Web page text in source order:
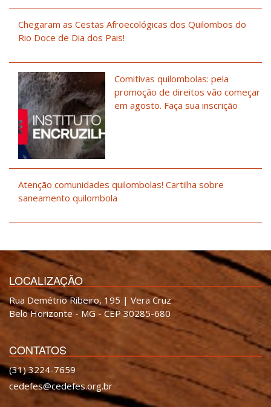
Chegaram as Cestas Afroecológicas dos Quilombos do
Rio Doce de Dia dos Pais!
Comitivas quilombolas: pela
promoção de direitos vão começar
em agosto. Faça sua inscrição
Atenção comunidades quilombolas! Cartilha sobre
saneamento quilombola
LOCALIZAÇÃO
Rua Demétrio Ribeiro, 195 | Vera Cruz
Belo Horizonte - MG - CEP 30285-680
CONTATOS
(31) 3224-7659
cedefes@cedefes.org.br